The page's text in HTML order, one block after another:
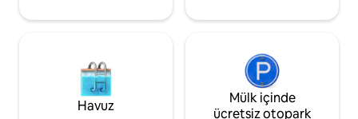
Luang'daki olağanüstü ahşap ev,
bilinen Baan Silapin yer alıyor. Yaklaşık
200 yıllık Ayutthaya tarzı bir pagoda inşa
edilen bu 100yıldan fazla restore edilmiş
2 katlı yapı, birinci katta bir kahve
bağlantısı +
Kantonca müşteri
içme suyu (10
Ücretli transfer
transferi/günlük
Önemli - • 10.000
Havuz
Mülk içinde
ücretsiz otopark